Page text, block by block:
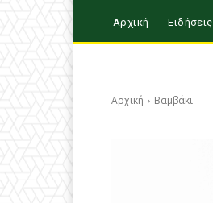
Αρχική Ειδήσεις
Αρχική Βαμβάκι